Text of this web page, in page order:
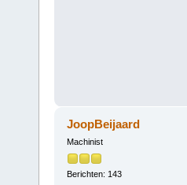
JoopBeijaard
Machinist
Berichten: 143